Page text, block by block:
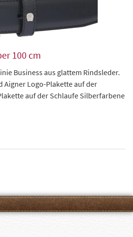
100 cm
Business aus glattem Rindsleder.
Aigner Logo-Plakette auf der
auf der Schlaufe Silberfarbene